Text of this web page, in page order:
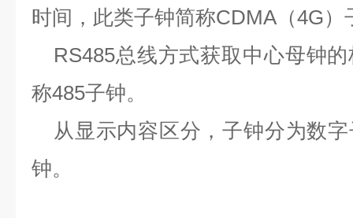
时间，此类子钟简称CDMA （4G）
RS485总线方式获取中心母钟
称485子钟。
从显示内容区分，子钟分为数
钟。